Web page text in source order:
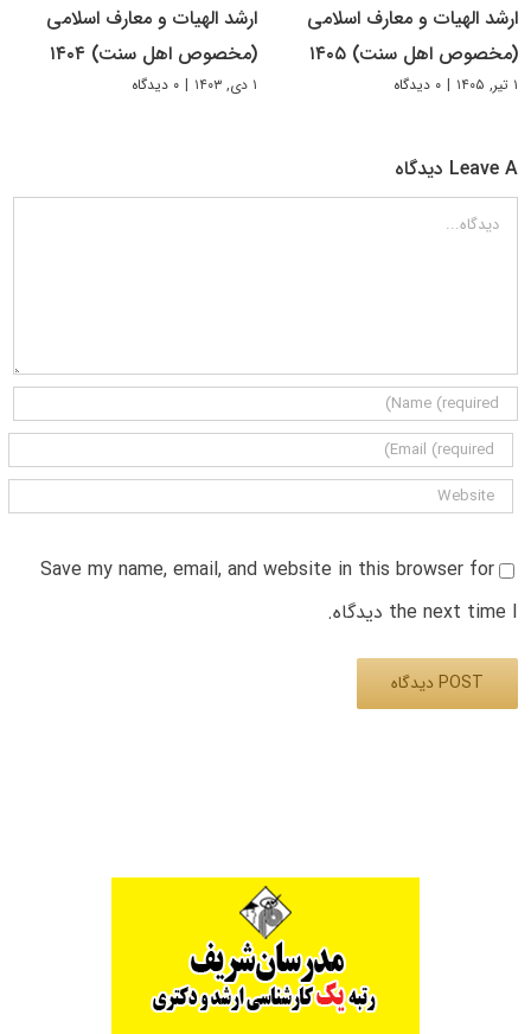
ارشد الهیات و معارف اسلامی
(مخصوص اهل سنت) ۱۴۰۵
۱ تیر, ۱۴۰۵ | ۰ دیدگاه
ارشد الهیات و معارف اسلامی
(مخصوص اهل سنت) ۱۴۰۴
۱ دی, ۱۴۰۳ | ۰ دیدگاه
Leave A دیدگاه
دیدگاه
Save my name, email, and website in this browser for
the next time I دیدگاه.